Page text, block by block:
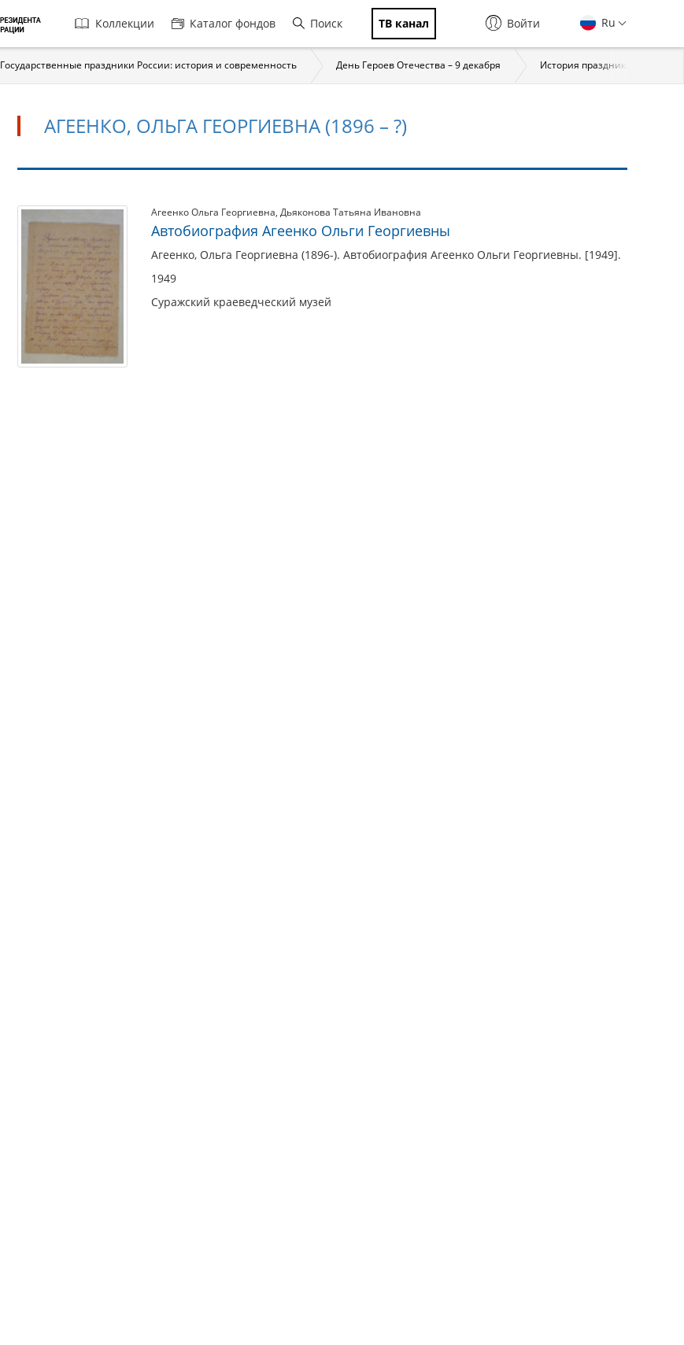
Главная
навигация
Коллекции Каталог фондов Поиск ТВ канал Ru
Войти
Государственные праздники России: история и современность День Героев Отечества – 9 декабря История праздника
АГЕЕНКО, ОЛЬГА ГЕОРГИЕВНА (1896 – ?)
Агеенко,
Ольга
Георгиевна
(1896
Агеенко Ольга Георгиевна, Дьяконова Татьяна Ивановна
Автобиография Агеенко Ольги Георгиевны
Агеенко, Ольга Георгиевна (1896-). Автобиография Агеенко Ольги Георгиевны. [1949].
1949
Суражский краеведческий музей